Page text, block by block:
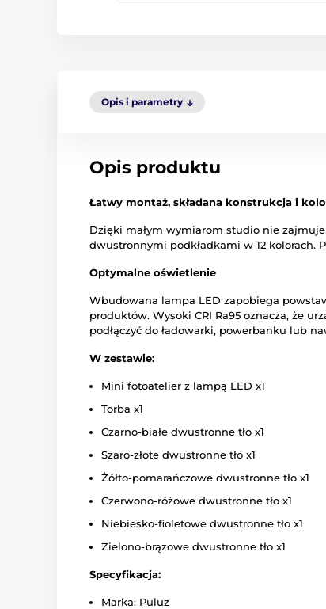
Opis i parametry
Opis produktu
Łatwy montaż, składana konstrukcja i
Dzięki małym wymiarom studio nie
dwustronnymi podkładkami w 12 kolorach.
Optymalne oświetlenie
Wbudowana lampa LED zapobiega
produktów. Wysoki CRI Ra95 oznacza, że
podłączyć do ładowarki, powerbanku lub
W zestawie:
Mini fotoatelier z lampą LED x1
Torba x1
Czarno-białe dwustronne tło x1
Szaro-złote dwustronne tło x1
Żółto-pomarańczowe dwustronne tło x1
Czerwono-różowe dwustronne tło x1
Niebiesko-fioletowe dwustronne tło x1
Zielono-brązowe dwustronne tło x1
Specyfikacja:
Marka: Puluz